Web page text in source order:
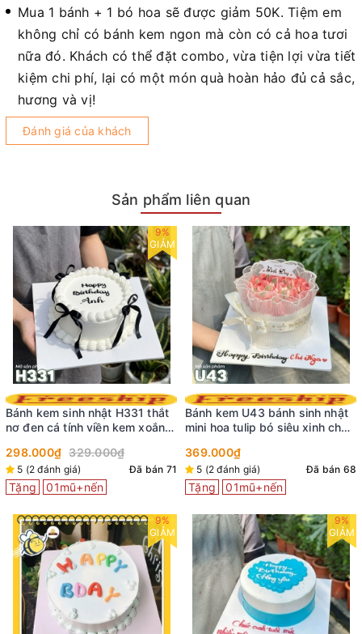
Mua 1 bánh + 1 bó hoa sẽ được giảm 50K. Tiệm em
không chỉ có bánh kem ngon mà còn có cả hoa tươi
nữa đó. Khách có thể đặt combo, vừa tiện lợi vừa tiết
kiệm chi phí, lại có một món quà hoàn hảo đủ cả sắc,
hương và vị!
Đánh giá của khách
Sản phẩm liên quan
9%
GIẢM
Bánh kem sinh nhật H331 thắt
nơ đen cá tính viền kem xoắn
298.000₫ 329.000₫
5 (2 đánh giá) Đã bán 71
Tặng 01mũ+nến
9%
GIẢM
Bánh kem U43 bánh sinh nhật
mini hoa tulip bó siêu xinh cho
369.000₫
5 (2 đánh giá) Đã bán 68
Tặng 01mũ+nến
9%
GIẢM